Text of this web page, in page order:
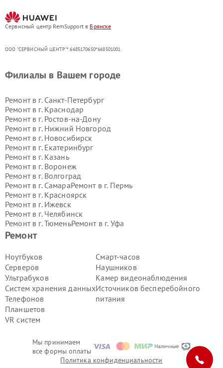
Сервисный центр RemSupport в Брянске
ООО "СЕРВИСНЫЙ ЦЕНТР"* 6685170650*668501001
Мы принимаем
все формы оплаты
Ремонт
Ноутбуков
Серверов
Ультрабуков
Систем хранения данных
Телефонов
Планшетов
VR систем
Смарт-часов
Наушников
Камер видеонаблюдения
Источников бесперебойного
питания
Филиалы в Вашем городе
Ремонт в г. Санкт-Петербург
Ремонт в г. Краснодар
Ремонт в г. Ростов-на-Дону
Ремонт в г. Нижний Новгород
Ремонт в г. Новосибирск
Ремонт в г. Екатеринбург
Ремонт в г. Казань
Ремонт в г. Воронеж
Ремонт в г. Волгоград
Ремонт в г. СамараРемонт в г. Пермь
Ремонт в г. Красноярск
Ремонт в г. Ижевск
Ремонт в г. Челябинск
Ремонт в г.ТюменьРемонт в г. Уфа
Ремонт в г.
Ремонт в г.
Ремонт в г.
Ремонт в г.
Ремонт в г.Хабаровск
Ремонт в г.Томск
Ремонт в г.
Ремонт в г.Киров
Ремонт в г.
Ремонт в г.
Ремонт в г. Благовещенск
Ремонт в г. Брянск
Владивосток
Политика конфиденциальности